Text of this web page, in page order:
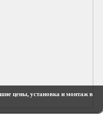
цены, установка и монтаж в